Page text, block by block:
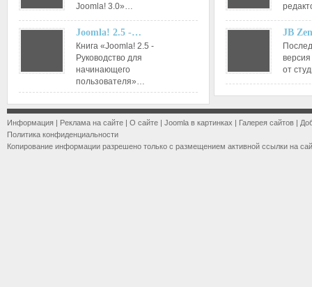
Joomla! 3.0»…
Joomla! 2.5 -…
Книга «Joomla! 2.5 -
Руководство для
начинающего
пользователя»…
JB
от
Информация | Реклама на сайте | О сайте | Joomla в картинках | Галерея сайтов |
Политика конфиденциальности
Копирование информации разрешено только с размещением активной ссылки на